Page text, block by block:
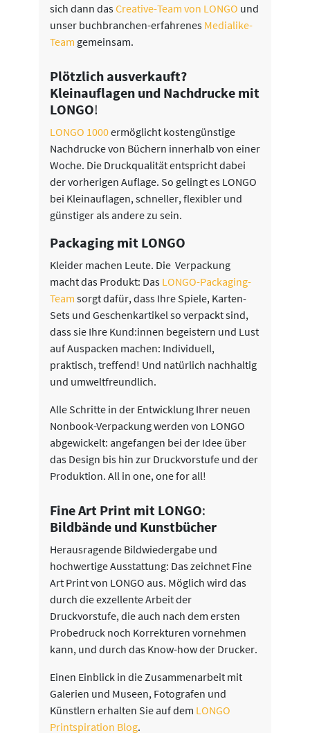
sich dann dasCreative-Team von LONGO und
unser buchbranchen-erfahrenes Medialike-
Team gemeinsam.
Plötzlich ausverkauft?
Kleinauflagen und Nachdrucke mit
LONGO!
LONGO 1000ermöglicht kostengünstige
Nachdrucke von Büchern innerhalb von einer
Woche. Die Druckqualität entspricht dabei
der vorherigen Auflage. So gelingt es LONGO
bei Kleinauflagen, schneller, flexibler und
günstiger als andere zu sein.
Packaging mit LONGO
Kleider machen Leute. Die Verpackung
macht das Produkt: Das LONGO-Packaging-
Team sorgt dafür, dass Ihre Spiele, Karten-
Sets und Geschenkartikel so verpackt sind,
dass sie Ihre Kund:innen begeistern und Lust
auf Auspacken machen: Individuell,
praktisch, treffend! Und natürlich nachhaltig
und umweltfreundlich.
Alle Schritte in der Entwicklung Ihrer neuen
Nonbook-Verpackung werden von LONGO
abgewickelt: angefangen bei der Idee über
das Design bis hin zur Druckvorstufe und der
Produktion. All in one, one for all!
Fine Art Print mit LONGO:
Bildbände und Kunstbücher
Herausragende Bildwiedergabe und
hochwertige Ausstattung: Das zeichnet Fine
Art Print von LONGO aus. Möglich wird das
durch die exzellente Arbeit der
Druckvorstufe, die auch nach dem ersten
Probedruck noch Korrekturen vornehmen
kann, und durch das Know-how der Drucker.
Einen Einblick in die Zusammenarbeit mit
Galerien und Museen, Fotografen und
Künstlern erhalten Sie auf dem LONGO
Printspiration Blog.